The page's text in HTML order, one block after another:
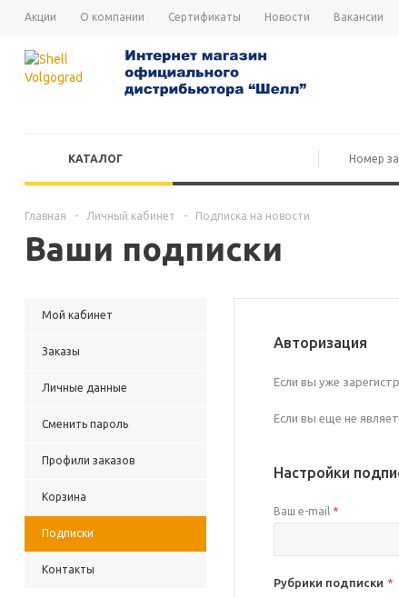
Акции О компании Сертификаты Новости Вакансии
КАТАЛОГ
Главная - Личный кабинет - Подписка на новости
Ваши подписки
Мой кабинет
Заказы
Личные данные
Сменить пароль
Профили заказов
Корзина
Подписки
Контакты
Авторизация
Если вы уже
Если вы еще не
Настройки
Ваш e-mail *
Рубрики подписки *